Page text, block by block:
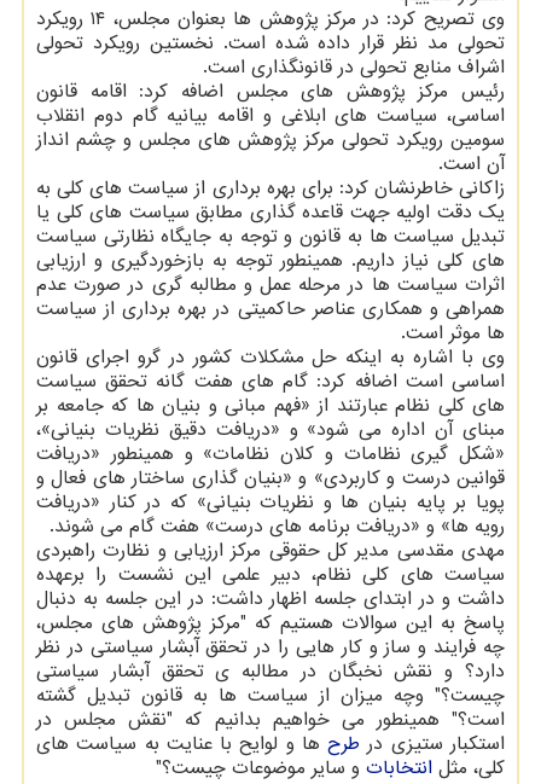
وی تصریح کرد: در مرکز پژوهش ها بعنوان مجلس، ۱۴ رویکرد
تحولی مد نظر قرار داده شده است. نخستین رویکرد تحولی
اشراف منابع تحولی در قانونگذاری است.
رئیس مرکز پژوهش های مجلس اضافه کرد: اقامه قانون
اساسی، سیاست های ابلاغی و اقامه بیانیه گام دوم انقلاب
سومین رویکرد تحولی مرکز پژوهش های مجلس و چشم انداز
آن است.
زاکانی خاطرنشان کرد: برای بهره برداری از سیاست های کلی به
یک دقت اولیه جهت قاعده گذاری مطابق سیاست های کلی یا
تبدیل سیاست ها به قانون و توجه به جایگاه نظارتی سیاست
های کلی نیاز داریم. همینطور توجه به بازخوردگیری و ارزیابی
اثرات سیاست ها در مرحله عمل و مطالبه گری در صورت عدم
همراهی و همکاری عناصر حاکمیتی در بهره برداری از سیاست
ها موثر است.
وی با اشاره به اینکه حل مشکلات کشور در گرو اجرای قانون
اساسی است اضافه کرد: گام های هفت گانه تحقق سیاست
های کلی نظام عبارتند از «فهم مبانی و بنیان ها که جامعه بر
مبنای آن اداره می شود» و «دریافت دقیق نظریات بنیانی»،
«شکل گیری نظامات و کلان نظامات» و همینطور «دریافت
قوانین درست و کاربردی» و «بنیان گذاری ساختار های فعال و
پویا بر پایه بنیان ها و نظریات بنیانی» که در کنار «دریافت
رویه ها» و «دریافت برنامه های درست» هفت گام می شوند.
مهدی مقدسی مدیر کل حقوقی مرکز ارزیابی و نظارت راهبردی
سیاست های کلی نظام، دبیر علمی این نشست را برعهده
داشت و در ابتدای جلسه اظهار داشت: در این جلسه به دنبال
پاسخ به این سوالات هستیم که "مرکز پژوهش های مجلس،
چه فرایند و ساز و کار هایی را در تحقق آبشار سیاستی در نظر
دارد؟ و نقش نخبگان در مطالبه ی تحقق آبشار سیاستی
چیست؟" وچه میزان از سیاست ها به قانون تبدیل گشته
است؟" همینطور می خواهیم بدانیم که "نقش مجلس در
استکبار ستیزی در طرحها و لوایح با عنایت به سیاست های
کلی، مثل انتخابات و سایر موضوعات چیست؟"